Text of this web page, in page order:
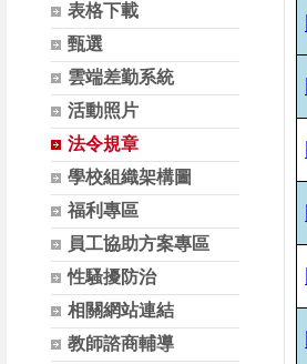
表格下載
甄選
雲端差勤系統
活動照片
法令規章
學校組織架構圖
福利專區
員工協助方案專區
性騷擾防治
相關網站連結
教師諮商輔導